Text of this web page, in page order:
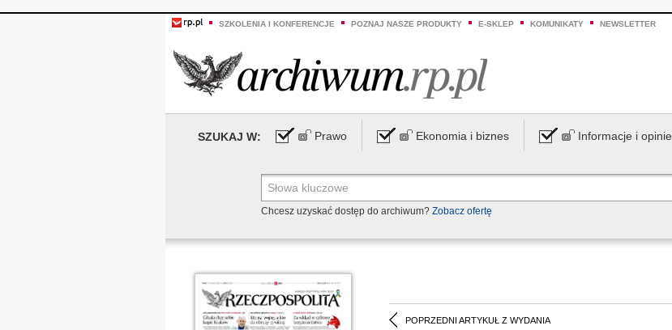
SZKOLENIA I KONFERENCJE POZNAJ NASZE PRODUKTY E-SKLEP KOMUNIKATY NEWSLETTER
SZUKAJ W: Prawo Ekonomia i biznes Informacje i opinie
Chcesz uzyskać dostęp do archiwum? Zobacz ofertę
POPRZEDNI ARTYKUŁ Z WYDANIA